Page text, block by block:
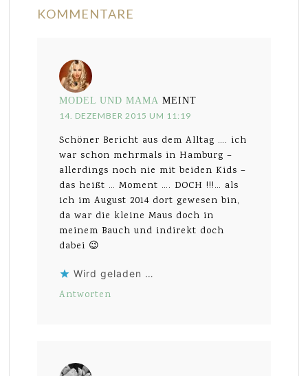
KOMMENTARE
MODEL UND MAMA MEINT
14. DEZEMBER 2015 UM 11:19
Schöner Bericht aus dem Alltag …. ich
war schon mehrmals in Hamburg –
allerdings noch nie mit beiden Kids –
das heißt … Moment …. DOCH !!!… als
ich im August 2014 dort gewesen bin,
da war die kleine Maus doch in
meinem Bauch und indirekt doch
dabei 😉
Wird geladen …
Antworten